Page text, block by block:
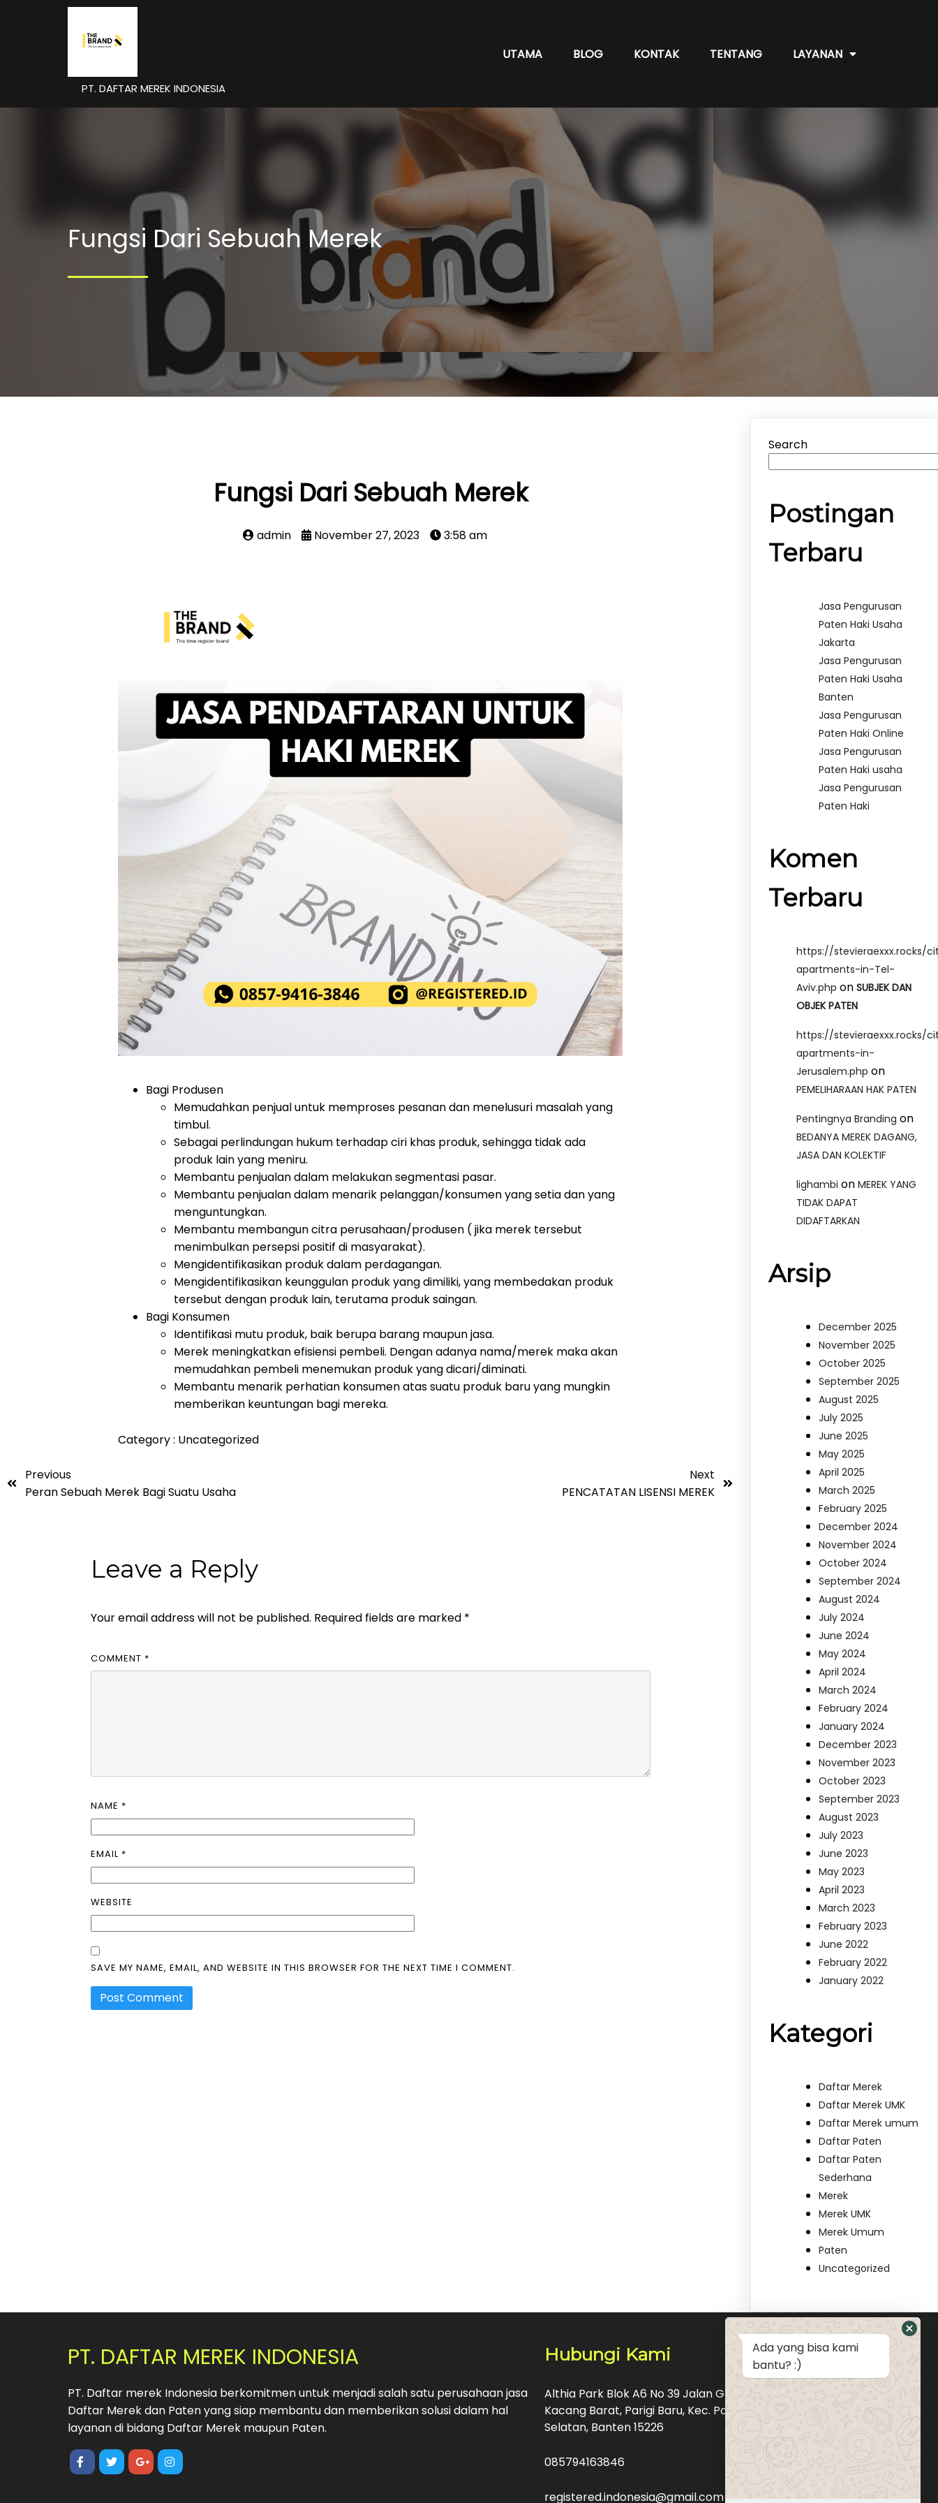
PT. DAFTAR MEREK INDONESIA
UTAMA BLOG KONTAK TENTANG LAYANAN
Fungsi Dari Sebuah Merek
Fungsi Dari Sebuah Merek
admin November 27, 2023 3:58 am
Bagi Produsen
Memudahkan penjual untuk memproses pesanan dan menelusuri masalah yang
timbul.
Sebagai perlindungan hukum terhadap ciri khas produk, sehingga tidak ada
produk lain yang meniru.
Membantu penjualan dalam melakukan segmentasi pasar.
Membantu penjualan dalam menarik pelanggan/konsumen yang setia dan yang
menguntungkan.
Membantu membangun citra perusahaan/produsen ( jika merek tersebut
menimbulkan persepsi positif di masyarakat).
Mengidentifikasikan produk dalam perdagangan.
Mengidentifikasikan keunggulan produk yang dimiliki, yang membedakan produk
tersebut dengan produk lain, terutama produk saingan.
Bagi Konsumen
Identifikasi mutu produk, baik berupa barang maupun jasa.
Merek meningkatkan efisiensi pembeli. Dengan adanya nama/merek maka akan
memudahkan pembeli menemukan produk yang dicari/diminati.
Membantu menarik perhatian konsumen atas suatu produk baru yang mungkin
memberikan keuntungan bagi mereka.
Category : Uncategorized
Previous
Peran Sebuah Merek Bagi Suatu Usaha
Next
PENCATATAN LISENSI MEREK
Leave a Reply
Your email address will not be published. Required fields are marked *
COMMENT *
NAME *
EMAIL *
WEBSITE
SAVE MY NAME, EMAIL, AND WEBSITE IN THIS BROWSER FOR THE NEXT TIME I COMMENT.
Search
Postingan
Terbaru
Jasa Pengurusan
Paten Haki Usaha
Jakarta
Jasa Pengurusan
Paten Haki Usaha
Banten
Jasa Pengurusan
Paten Haki Online
Jasa Pengurusan
Paten Haki usaha
Jasa Pengurusan
Paten Haki
Komen
Terbaru
https://stevieraexxx.rocks/
apartments-in-Tel-
Aviv.php onSUBJEK DAN
OBJEK PATEN
https://stevieraexxx.rocks/
apartments-in-
Jerusalem.php on
PEMELIHARAAN HAK PATEN
Pentingnya Branding on
BEDANYA MEREK DAGANG,
JASA DAN KOLEKTIF
lighambi onMEREK YANG
TIDAK DAPAT
DIDAFTARKAN
Arsip
December 2025
November 2025
October 2025
September 2025
August 2025
July 2025
June 2025
May 2025
April 2025
March 2025
February 2025
December 2024
November 2024
October 2024
September 2024
August 2024
July 2024
June 2024
May 2024
April 2024
March 2024
February 2024
January 2024
December 2023
November 2023
October 2023
September 2023
August 2023
July 2023
June 2023
May 2023
April 2023
March 2023
February 2023
June 2022
February 2022
January 2022
Kategori
Daftar Merek
Daftar Merek UMK
Daftar Merek umum
Daftar Paten
Daftar Paten
Sederhana
Merek
Merek UMK
Merek Umum
Paten
Uncategorized
PT. DAFTAR MEREK INDONESIA
PT. Daftar merek Indonesia berkomitmen untuk menjadi salah satu perusahaan jasa
Daftar Merek dan Paten yang siap membantu dan memberikan solusi dalam hal
layanan di bidang Daftar Merek maupun Paten.
Hubungi Kami
Althia Park Blok A6 No 39 Jalan Graha Raya Bintaro Pondok
Kacang Barat, Parigi Baru, Kec. Pd. Aren, Kota Tangerang
Selatan, Banten 15226
085794163846
registered.indonesia@gmail.com
Ada yang bisa kami
bantu? :)